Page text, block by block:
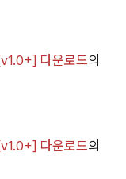
다운로드의
다운로드의